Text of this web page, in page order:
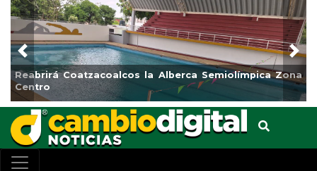
Reabrirá Coatzacoalcos la Alberca Semiolímpica Zona
Centro
Previous